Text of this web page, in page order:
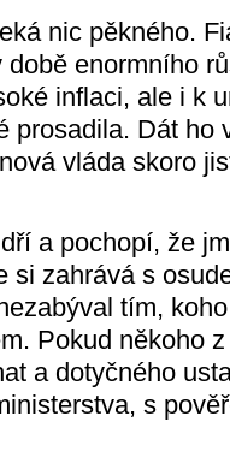
nic pěkného.
enormního
inflaci, ale i k
prosadila. Dát ho
vláda skoro
a pochopí, že
si zahrává s
tím,
Pokud někoho
a dotyčného
s